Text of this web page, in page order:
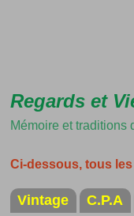
Regards et
Mémoire et traditions
Ci-dessous, tous
Vintage C.P.A